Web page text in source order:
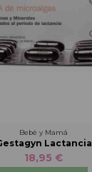
Bebé y Mamá
Lactancia
18,95 €